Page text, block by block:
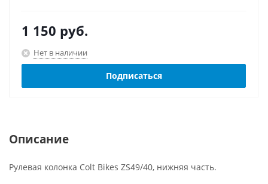
1 150 руб.
Нет в наличии
Подписаться
Описание
Рулевая колонка Colt Bikes ZS49/40, нижняя часть.